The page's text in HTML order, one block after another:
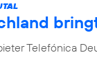
Telefónica